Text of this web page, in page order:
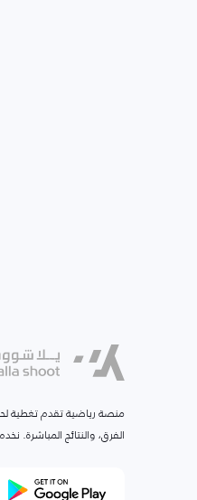
منصة رياضية تقدم تغطية
الفرق، والنتائج المباشرة.